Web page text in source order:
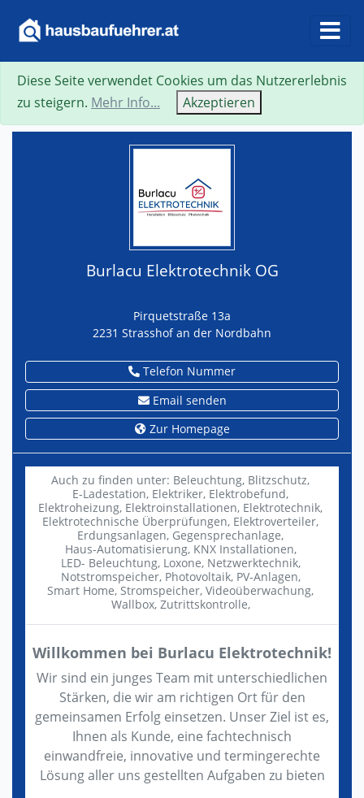
Suche Neue Suche Zurück
Burlacu Elektrotechnik OG
Pirquetstraße 13a
2231 Strasshof an der Nordbahn
Telefon Nummer
Email senden
Zur Homepage
Auch zu finden unter: Beleuchtung, Blitzschutz,
E-Ladestation, Elektriker, Elektrobefund,
Elektroheizung, Elektroinstallationen, Elektrotechnik,
Elektrotechnische Überprüfungen, Elektroverteiler,
Erdungsanlagen, Gegensprechanlage,
Haus-Automatisierung, KNX Installationen,
LED- Beleuchtung, Loxone, Netzwerktechnik,
Notstromspeicher, Photovoltaik, PV-Anlagen,
Smart Home, Stromspeicher, Videoüberwachung,
Wallbox, Zutrittskontrolle,
Willkommen bei Burlacu Elektrotechnik!
Wir sind ein junges Team mit unterschiedlichen
Stärken, die wir am richtigen Ort für den
gemeinsamen Erfolg einsetzen. Unser Ziel ist es,
Ihnen als Kunde, eine fachtechnisch
einwandfreie, innovative und termingerechte
Lösung aller uns gestellten Aufgaben zu bieten
Diese Seite verwendet Cookies um das Nutzererlebnis
zu steigern. Mehr Info... Akzeptieren